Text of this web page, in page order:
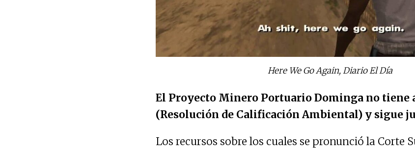
Here We Go Again, Diario El Día
El Proyecto Minero Portuario Dominga no tiene
(Resolución de Calificación Ambiental) y sigue
Los recursos sobre los cuales se pronunció la Corte